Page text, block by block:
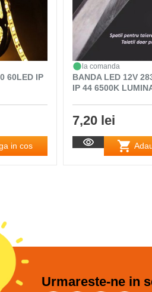
60LED IP
in cos
la comanda
BANDA LED 12V
IP 44 6500K
7,20 lei
Urmareste-ne in